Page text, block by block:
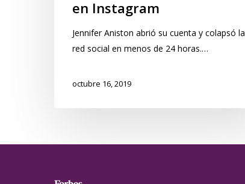
en Instagram
Jennifer Aniston abrió su cuenta y colapsó la
red social en menos de 24 horas.…
octubre 16, 2019